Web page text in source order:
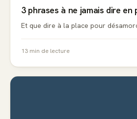
3 phrases à ne jamais dire en
Et que dire à la place pour
13 min de lecture